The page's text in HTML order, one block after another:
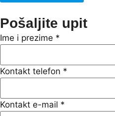
Pošaljite upit
Ime i prezime *
Kontakt telefon *
Kontakt e-mail *